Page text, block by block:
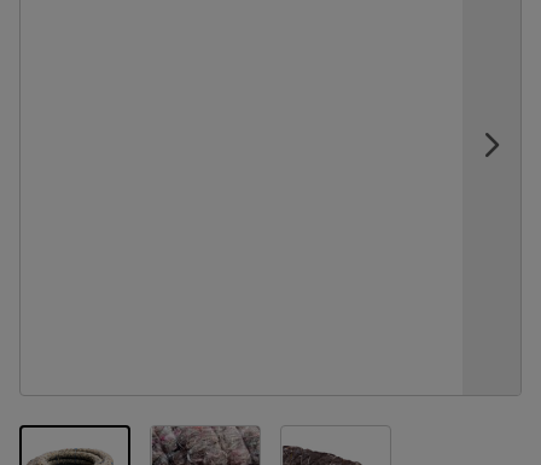
View larger imageView larger image